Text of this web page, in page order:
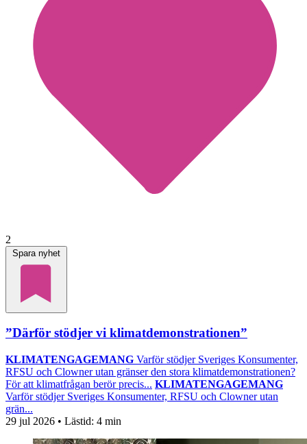
2
Spara nyhet
”Därför stödjer vi klimatdemonstrationen”
KLIMATENGAGEMANG Varför stödjer Sveriges Konsumenter,
RFSU och Clowner utan gränser den stora klimatdemonstrationen?
För att klimatfrågan berör precis... KLIMATENGAGEMANG
Varför stödjer Sveriges Konsumenter, RFSU och Clowner utan
grän...
29 jul 2026 • Lästid: 4 min